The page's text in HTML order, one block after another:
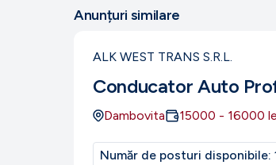
Anunțuri similare
ALK WEST TRANS S.R.L.
Conducator Auto
Dambovita 15000 - 16000
Număr de posturi disponibile: